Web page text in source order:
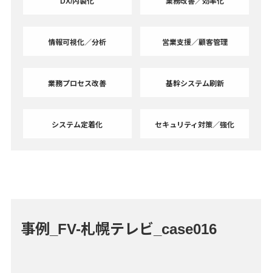
情報可視化／分析 営業支援／顧客管理
業務プロセス改善 基幹システム刷新
システム定着化 セキュリティ対策／強化
事例_FV-札幌テレビ_case016